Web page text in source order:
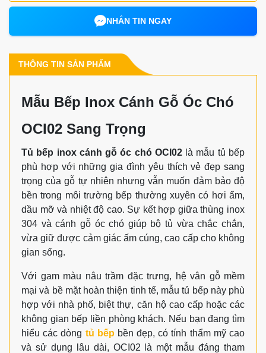
NHẮN TIN NGAY
THÔNG TIN SẢN PHẨM
Mẫu Bếp Inox Cánh Gỗ Óc Chó
OCI02 Sang Trọng
Tủ bếp inox cánh gỗ óc chó OCI02là mẫu tủ bếp
phù hợp với những gia đình yêu thích vẻ đẹp sang
trọng của gỗ tự nhiên nhưng vẫn muốn đảm bảo độ
bền trong môi trường bếp thường xuyên có hơi ẩm,
dầu mỡ và nhiệt độ cao. Sự kết hợp giữa thùng inox
304 và cánh gỗ óc chó giúp bộ tủ vừa chắc chắn,
vừa giữ được cảm giác ấm cúng, cao cấp cho không
gian sống.
Với gam màu nâu trầm đặc trưng, hệ vân gỗ mềm
mại và bề mặt hoàn thiện tinh tế, mẫu tủ bếp này phù
hợp với nhà phố, biệt thự, căn hộ cao cấp hoặc các
không gian bếp liền phòng khách. Nếu bạn đang tìm
hiểu các dòng tủ bếpbền đẹp, có tính thẩm mỹ cao
và sử dụng lâu dài, OCI02 là một mẫu đáng tham